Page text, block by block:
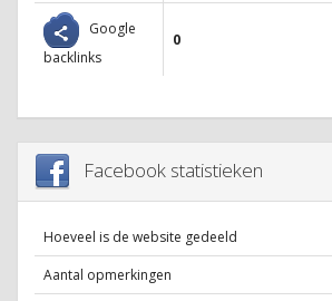
Google
backlinks
0
Facebook statistieken
Hoeveel is de website gedeeld
Aantal opmerkingen